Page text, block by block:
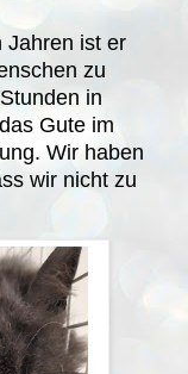
Jahren ist er
zu
in
Gute im
Wir haben
wir nicht zu